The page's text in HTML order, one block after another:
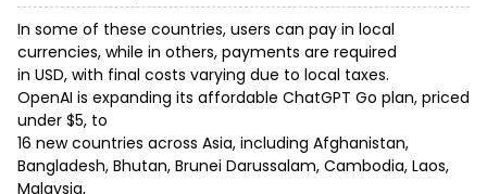
In some of these countries, users can pay in local
currencies, while in others, payments are required
in USD, with final costs varying due to local taxes.
OpenAI is expanding its affordable ChatGPT Go plan, priced
under $5, to
16 new countries across Asia, including Afghanistan,
Bangladesh, Bhutan, Brunei Darussalam, Cambodia, Laos,
Malaysia,